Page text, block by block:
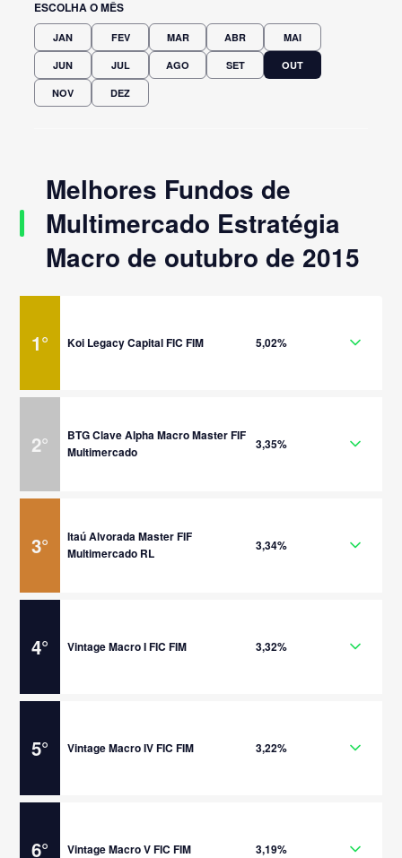
ESCOLHA O MÊS
JAN FEV MAR ABR MAI
JUN JUL AGO SET OUT
NOV DEZ
Melhores Fundos de
Multimercado Estratégia
Macro de outubro de 2015
1° Koi Legacy Capital FIC FIM 5,02%
2°
BTG Clave Alpha Macro Master FIF
Multimercado
3,35%
3°
Itaú Alvorada Master FIF
Multimercado RL
3,34%
4° Vintage Macro I FIC FIM 3,32%
5° Vintage Macro IV FIC FIM 3,22%
6° Vintage Macro V FIC FIM 3,19%